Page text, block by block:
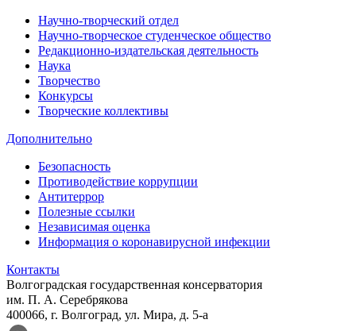
Научно-творческий отдел
Научно-творческое студенческое общество
Редакционно-издательская деятельность
Наука
Творчество
Конкурсы
Творческие коллективы
Дополнительно
Безопасность
Противодействие коррупции
Антитеррор
Полезные ссылки
Независимая оценка
Информация о коронавирусной инфекции
Контакты
Волгоградская государственная консерватория
им. П. А. Серебрякова
400066, г. Волгоград, ул. Мира, д. 5-а